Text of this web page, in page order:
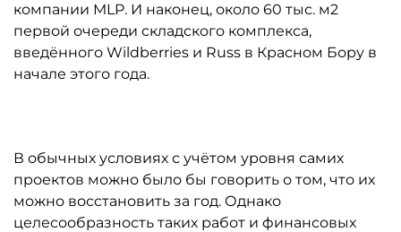
компании MLP. И наконец, около 60 тыс. м2
первой очереди складского комплекса,
введённого Wildberries и Russ в Красном Бору в
начале этого года.
В обычных условиях с учётом уровня самих
проектов можно было бы говорить о том, что их
можно восстановить за год. Однако
целесообразность таких работ и финансовых